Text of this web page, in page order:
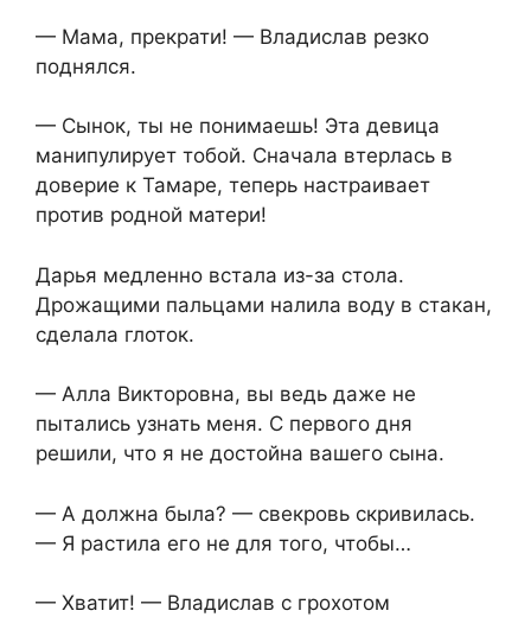
— Мама, прекрати! — Владислав резко
поднялся.
— Сынок, ты не понимаешь! Эта девица
манипулирует тобой. Сначала втерлась в
доверие к Тамаре, теперь настраивает
против родной матери!
Дарья медленно встала из-за стола.
Дрожащими пальцами налила воду в стакан,
сделала глоток.
— Алла Викторовна, вы ведь даже не
пытались узнать меня. С первого дня
решили, что я не достойна вашего сына.
— А должна была? — свекровь скривилась.
— Я растила его не для того, чтобы…
— Хватит! — Владислав с грохотом